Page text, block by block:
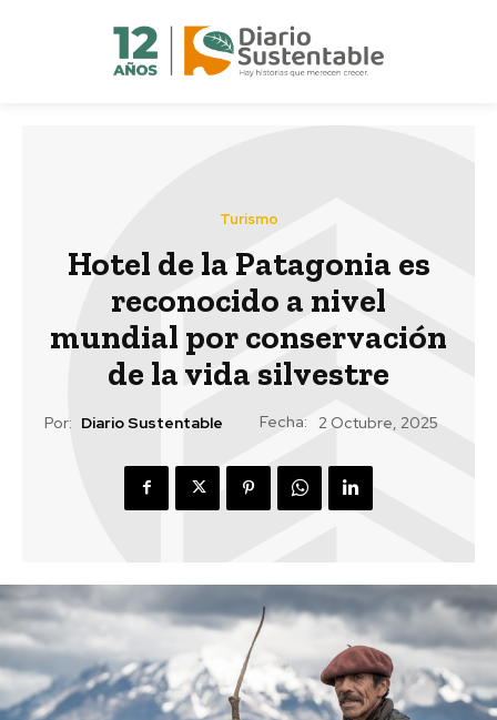
Turismo
Hotel de la Patagonia es
reconocido a nivel
mundial por conservación
de la vida silvestre
Por: Diario Sustentable Fecha: 2 Octubre, 2025